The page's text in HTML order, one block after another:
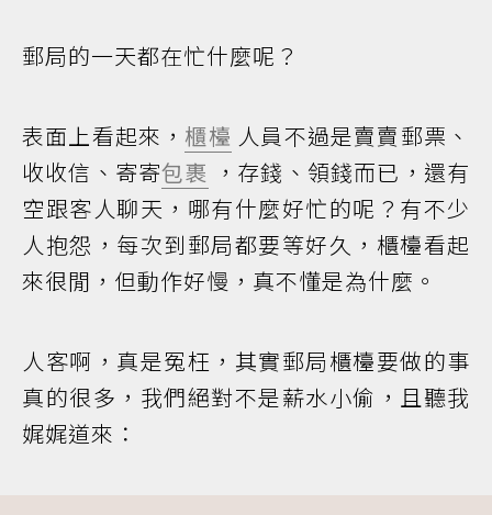
郵局的一天都在忙什麼呢？
表面上看起來， 櫃檯 人員不過是賣賣郵票、
收收信、寄寄包裹 ，存錢、領錢而已，還有
空跟客人聊天，哪有什麼好忙的呢？有不少
人抱怨，每次到郵局都要等好久，櫃檯看起
來很閒，但動作好慢，真不懂是為什麼。
人客啊，真是冤枉，其實郵局櫃檯要做的事
真的很多，我們絕對不是薪水小偷，且聽我
娓娓道來：